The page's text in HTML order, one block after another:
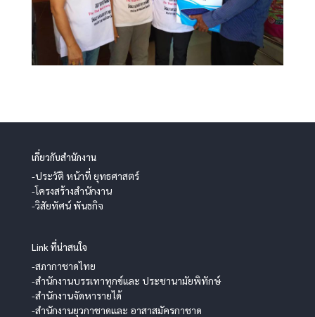
เกี่ยวกับสำนักงาน
-ประวัติ หน้าที่ ยุทธศาสตร์
-โครงสร้างสำนักงาน
-วิสัยทัศน์ พันธกิจ
Link ที่น่าสนใจ
-สภากาชาดไทย
-สำนักงานบรรเทาทุกข์และ ประชานามัยพิทักษ์
-สำนักงานจัดหารายได้
-สำนักงานยุวกาชาดและ อาสาสมัครกาชาด